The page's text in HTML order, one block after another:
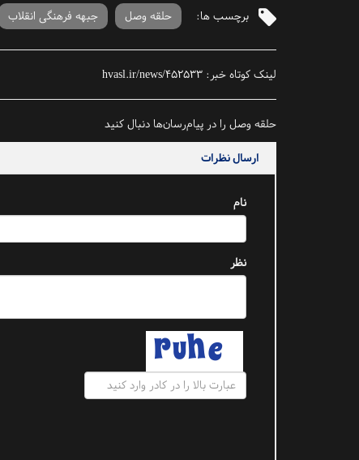
برچسب ها: حلقه وصل جبهه فرهنگی انقلاب
لینک کوتاه خبر: hvasl.ir/news/452533
حلقه وصل را در پیام‌رسان‌ها دنبال کنید
ارسال نظرات
نام
نظر